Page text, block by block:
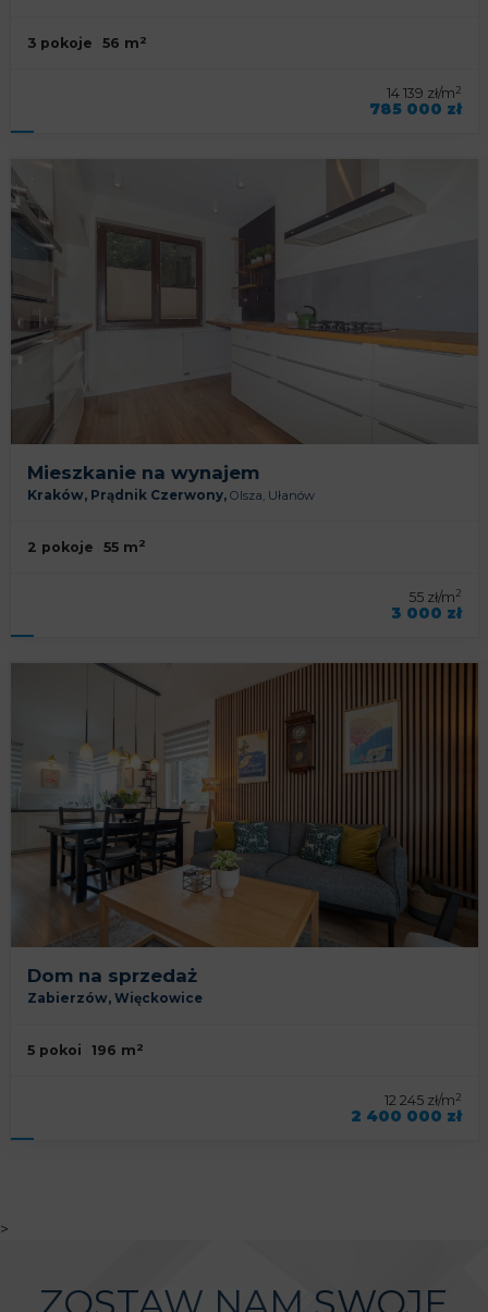
KNP-MS-93021
3 pokoje 56 m2
14 139 zł/m2
785 000 zł
Mieszkanie na wynajem
Kraków, Prądnik Czerwony, Olsza, Ułanów
2 pokoje 55 m2
55 zł/m2
3 000 zł
Dom na sprzedaż
Zabierzów, Więckowice
5 pokoi 196 m2
12 245 zł/m2
2 400 000 zł
>